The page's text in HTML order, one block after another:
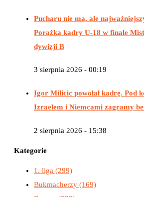
Pucharu nie ma, ale
Porażka kadry U-18 w finale
dywizji B
3 sierpnia 2026 - 00:19
Igor Milicic powołał kadrę. Pod
Izraelem i Niemcami zagramy
2 sierpnia 2026 - 15:38
Kategorie
1. liga (299)
Bukmacherzy (169)